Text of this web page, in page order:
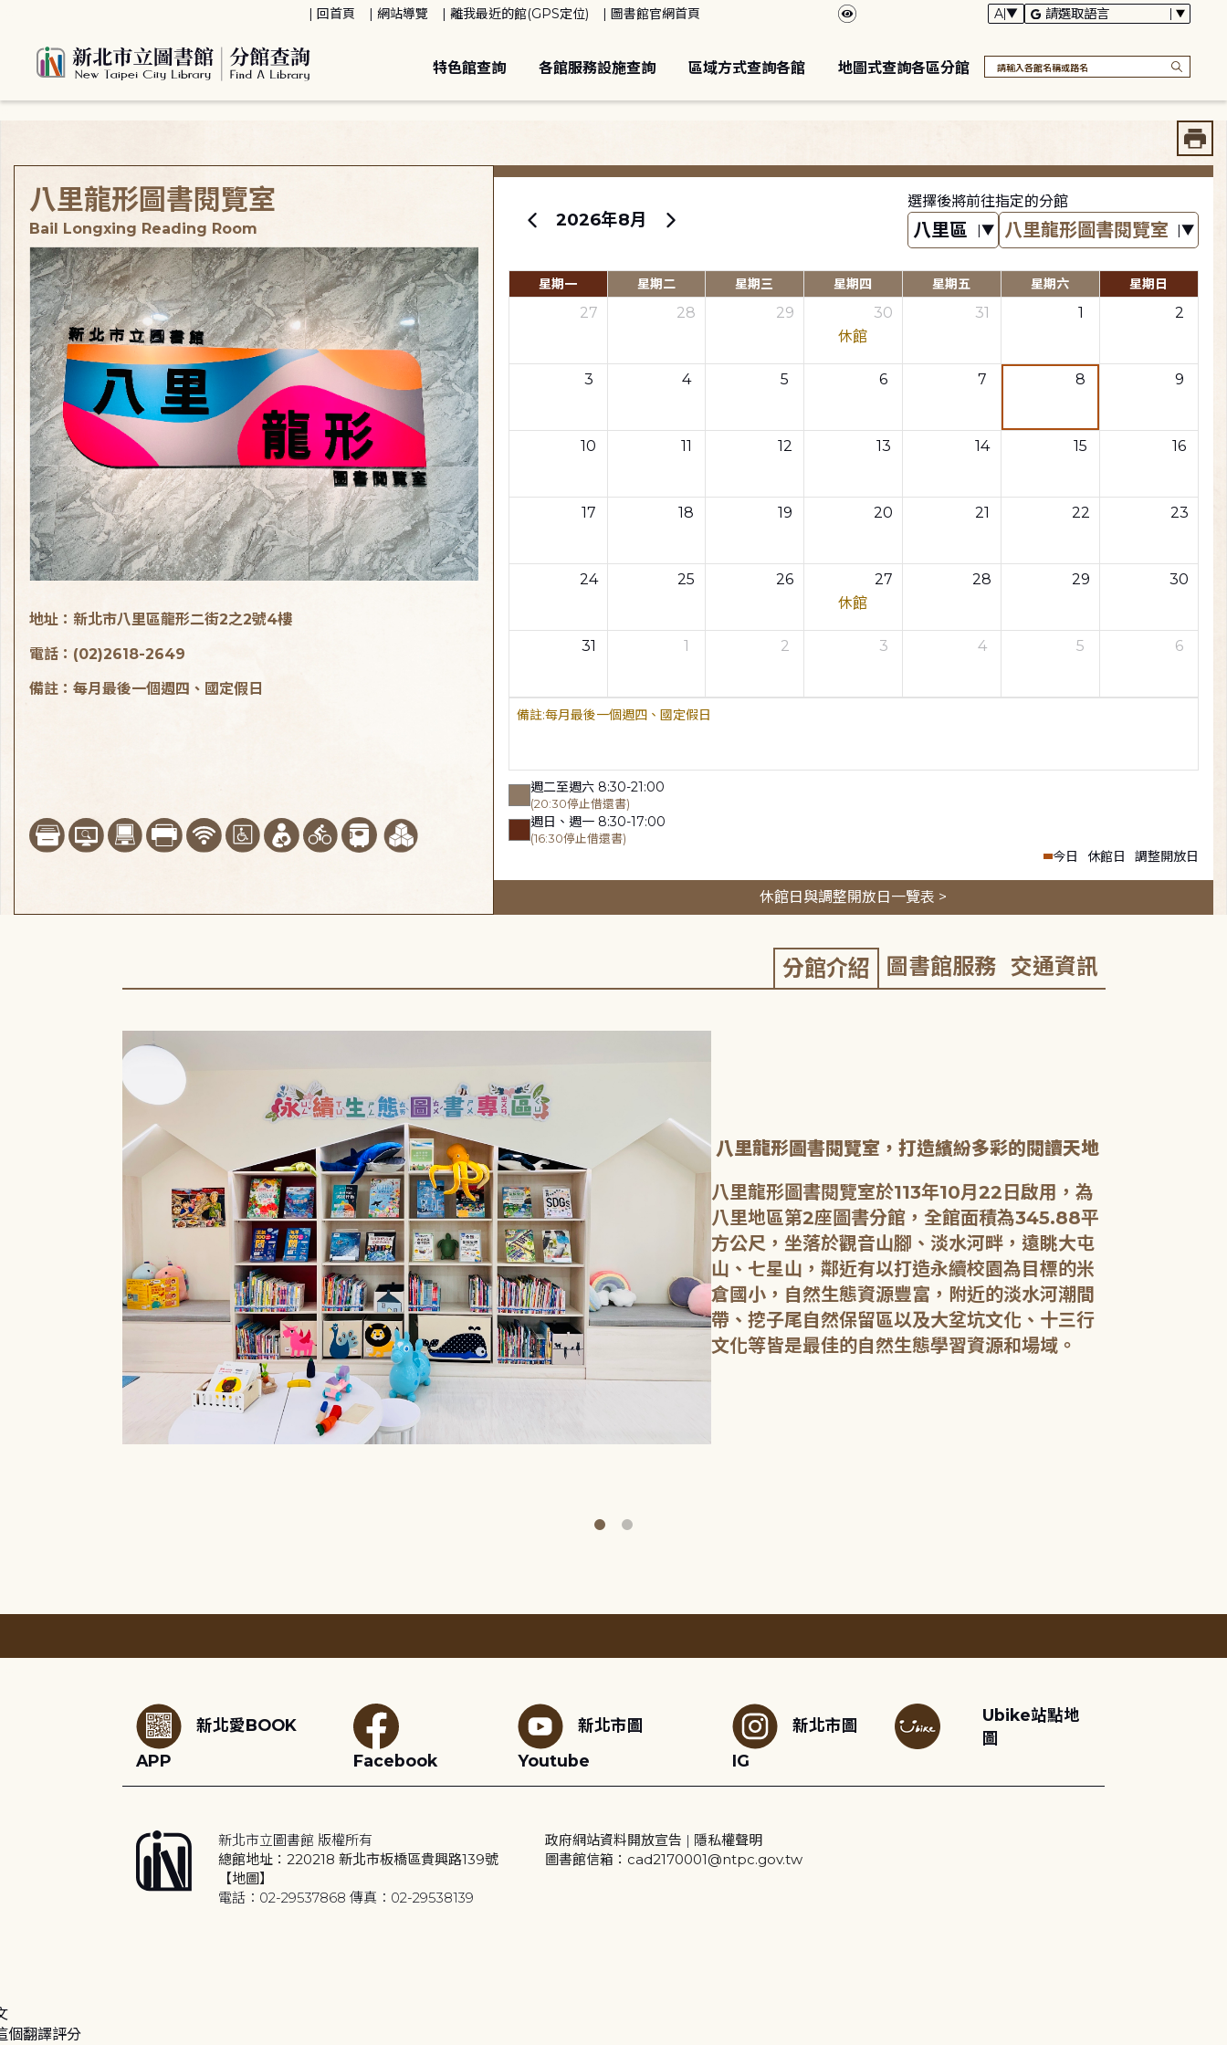
回首頁 網站導覽 離我最近的館(GPS定位) 圖書館官網首頁
特色館查詢 各館服務設施查詢 區域方式查詢各館 地圖式查詢各區分館
2026年8月
選擇後將前往指定的分館
星期一 星期二 星期三 星期四 星期五 星期六 星期日
27 28 29
30
休館
31 1 2
3 4 5 6 7 8 9
10 11 12 13 14 15 16
17 18 19 20 21 22 23
24 25 26
27
休館
28 29 30
31 1 2 3 4 5 6
每月最後一個週四、國定假日
週二至週六 8:30-21:00
(20:30停止借還書)
週日、週一 8:30-17:00
(16:30停止借還書)
今日 休館日 調整開放日
休館日與調整開放日一覽表 >
八里龍形圖書閱覽室
Bail Longxing Reading Room
地址：新北市八里區龍形二街2之2號4樓
電話：(02)2618-2649
備註：每月最後一個週四、國定假日
分館介紹 圖書館服務 交通資訊
八里龍形圖書閱覽室，打造繽紛多彩的閱讀天地
八里龍形圖書閱覽室於113年10月22日啟用，為
八里地區第2座圖書分館，全館面積為345.88平
方公尺，坐落於觀音山腳、淡水河畔，遠眺大屯
山、七星山，鄰近有以打造永續校園為目標的米
倉國小，自然生態資源豐富，附近的淡水河潮間
帶、挖子尾自然保留區以及大坌坑文化、十三行
新北愛BOOK
APP
Facebook
新北市圖
Youtube
新北市圖
IG
Ubike站點地
圖
新北市立圖書館 版權所有
總館地址：220218 新北市板橋區貴興路139號
【地圖】
電話：02-29537868 傳真：02-29538139
政府網站資料開放宣告 | 隱私權聲明
圖書館信箱：cad2170001@ntpc.gov.tw
個翻譯評分